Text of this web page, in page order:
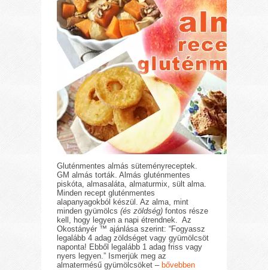
Gluténmentes almás süteményreceptek.
GM almás torták. Almás gluténmentes
piskóta, almasaláta, almaturmix, sült alma.
Minden recept gluténmentes
alapanyagokból készül. Az alma, mint
minden gyümölcs(és zöldség)fontos része
kell, hogy legyen a napi étrendnek. Az
Okostányér ™ ajánlása szerint: “Fogyassz
legalább 4 adag zöldséget vagy gyümölcsöt
naponta! Ebből legalább 1 adag friss vagy
nyers legyen.” Ismerjük meg az
almatermésű gyümölcsöket – bővebben